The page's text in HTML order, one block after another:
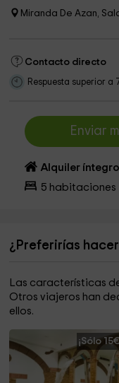
Miranda De Azan,
Contacto directo
Respuesta superior a
Enviar
Alquiler íntegro
5 habitaciones
¿Preferirías
Las características
Otros viajeros han
ellos.
¡Sólo